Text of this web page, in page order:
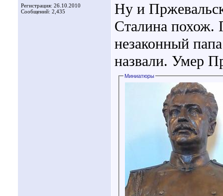
Регистрация: 26.10.2010
Сообщений: 2,435
Ну и
Сталина похож.
незаконный
назвали. Умер
Миниатюры